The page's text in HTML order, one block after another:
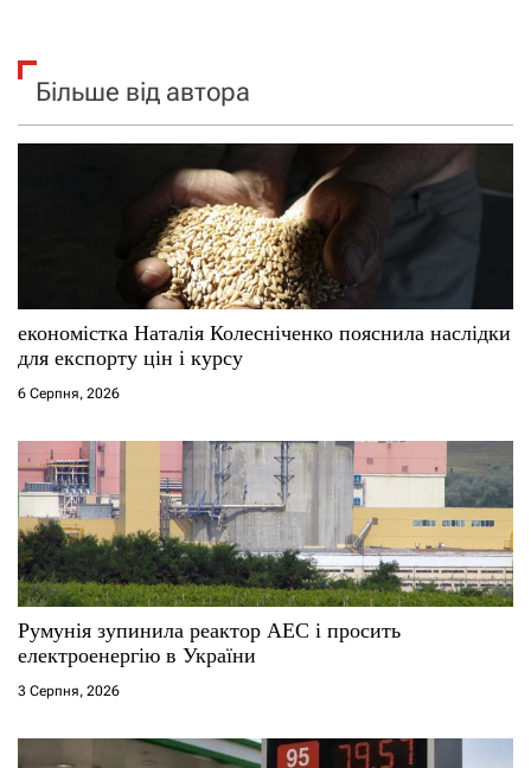
Більше від автора
економістка Наталія Колесніченко пояснила наслідки
для експорту цін і курсу
6 Серпня, 2026
Румунія зупинила реактор АЕС і просить
електроенергію в України
3 Серпня, 2026